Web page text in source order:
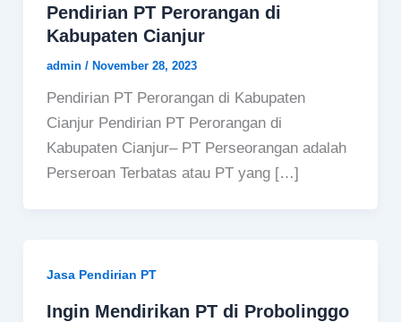
Pendirian PT Perorangan di
Kabupaten Cianjur
admin / November 28, 2023
Pendirian PT Perorangan di Kabupaten
Cianjur Pendirian PT Perorangan di
Kabupaten Cianjur– PT Perseorangan adalah
Perseroan Terbatas atau PT yang […]
Jasa Pendirian PT
Ingin Mendirikan PT di Probolinggo